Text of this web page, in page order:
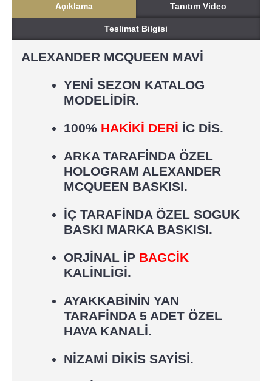
Açıklama Tanıtım Video
Teslimat Bilgisi
ALEXANDER MCQUEEN MAVİ
YENİ SEZON KATALOG
MODELİDİR.
100% HAKİKİ DERİ İC DİS.
ARKA TARAFİNDA ÖZEL
HOLOGRAM ALEXANDER
MCQUEEN BASKISI.
İÇ TARAFİNDA ÖZEL SOGUK
BASKI MARKA BASKISI.
ORJİNAL İP BAGCİK
KALİNLİGİ.
AYAKKABİNİN YAN
TARAFİNDA 5 ADET ÖZEL
HAVA KANALİ.
NİZAMİ DİKİS SAYİSİ.